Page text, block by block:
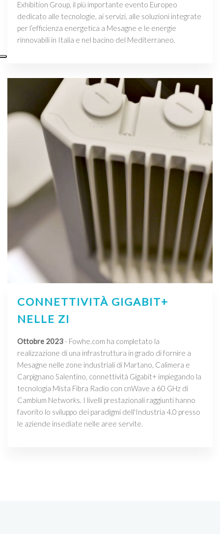
Exhibition Group, il più importante evento Europeo
dedicato alle tecnologie, ai servizi, alle soluzioni integrate
per l’efficienza energetica a Mesagne e le energie
rinnovabili in Italia e nel bacino del Mediterraneo.
CONNETTIVITÀ GIGABIT+
NELLE ZI
Ottobre 2023- Fowhe.com ha completato la
realizzazione di una infrastruttura in grado di fornire a
Mesagne nelle zone industriali di Martano, Calimera e
Carpignano Salentino, connettività Gigabit+ impiegando la
tecnologia Mista Fibra Radio con cnWave a 60 GHz di
Cambium Networks. I livelli prestazionali raggiunti hanno
favorito lo sviluppo dei paradigmi dell'Industria 4.0 presso
le aziende insediate nelle aree servite.